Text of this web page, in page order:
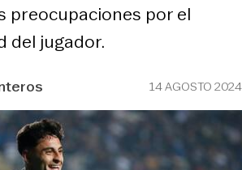
preocupaciones por el
del jugador.
14 AGOSTO 2024